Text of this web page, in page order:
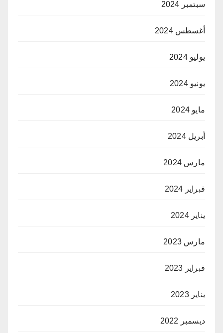
سبتمبر 2024
أغسطس 2024
يوليو 2024
يونيو 2024
مايو 2024
أبريل 2024
مارس 2024
فبراير 2024
يناير 2024
مارس 2023
فبراير 2023
يناير 2023
ديسمبر 2022